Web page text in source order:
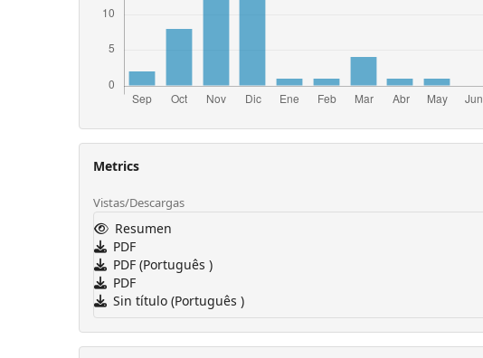
Metrics
Vistas/Descargas
Resumen
PDF
PDF (Português )
PDF
Sin título (Português )